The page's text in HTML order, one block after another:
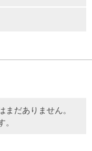
だありません。
。